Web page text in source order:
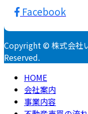
Facebook
Copyright © 株式会社
Reserved.
HOME
会社案内
事業内容